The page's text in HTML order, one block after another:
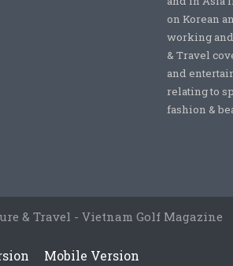
on Korean
working
& Travel
and
relating to
fashion &
& Travel - Vietnam Golf Magazine
Mobile Version